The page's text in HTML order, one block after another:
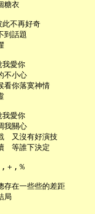
糖衣
不再好奇
到話題
愛你
不小心
你落寞神情
愛你
我關心
又沒有好演技
等誰下決定
＋,％
在一些些的差距
局